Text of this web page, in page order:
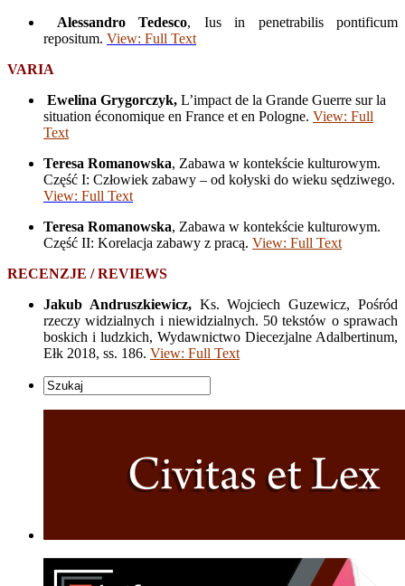
Alessandro Tedesco, Ius in penetrabilis pontificum
repositum. View: Full Text
VARIA
Ewelina Grygorczyk, L’impact de la Grande Guerre sur la
situation économique en France et en Pologne. View: Full
Text
Teresa Romanowska, Zabawa w kontekście kulturowym.
Część I: Człowiek zabawy – od kołyski do wieku sędziwego.
View: Full Text
Teresa Romanowska, Zabawa w kontekście kulturowym.
Część II: Korelacja zabawy z pracą. View: Full Text
RECENZJE / REVIEWS
Jakub Andruszkiewicz, Ks. Wojciech Guzewicz, Pośród
rzeczy widzialnych i niewidzialnych. 50 tekstów o sprawach
boskich i ludzkich, Wydawnictwo Diecezjalne Adalbertinum,
Ełk 2018, ss. 186. View: Full Text